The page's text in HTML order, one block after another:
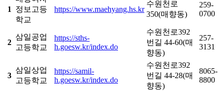
1
정보고등
학교
https://www.maehyang.hs.kr
수원천로
350(매향동)
259-
0700
2
삼일공업
고등학교
https://sths-
h.goesw.kr/index.do
수원천로392
번길 44-60(매
향동)
257-
3131
3
삼일상업
고등학교
https://samil-
h.goesw.kr/index.do
수원천로392
번길 44-28(매
향동)
8065-
8800